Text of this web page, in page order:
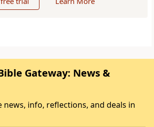
Gateway: News &
news, info, reflections, and deals in